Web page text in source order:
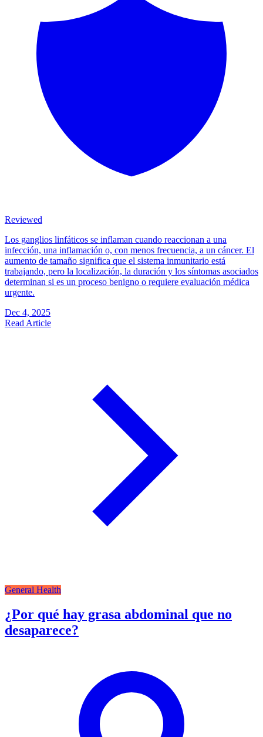
Reviewed
Los ganglios linfáticos se inflaman cuando reaccionan a una
infección, una inflamación o, con menos frecuencia, a un cáncer. El
aumento de tamaño significa que el sistema inmunitario está
trabajando, pero la localización, la duración y los síntomas asociados
determinan si es un proceso benigno o requiere evaluación médica
urgente.
Dec 4, 2025
Read Article
General Health
¿Por qué hay grasa abdominal que no
desaparece?